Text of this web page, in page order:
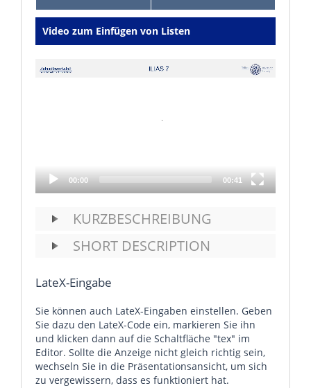
Video zum Einfügen von Listen
Video
00:00 00:41
KURZBESCHREIBUNG
SHORT DESCRIPTION
LateX-Eingabe
Sie können auch LateX-Eingaben einstellen. Geben
Sie dazu den LateX-Code ein, markieren Sie ihn
und klicken dann auf die Schaltfläche "tex" im
Editor. Sollte die Anzeige nicht gleich richtig sein,
wechseln Sie in die Präsentationsansicht, um sich
zu vergewissern, dass es funktioniert hat.